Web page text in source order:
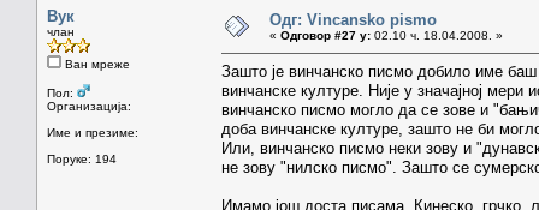
Вук
члан
Ван мреже
Пол:
Организација:
Име и презиме:
Поруке: 194
Одг: Vincansko pismo
« Одговор #27 у: 02.10 ч. 18.04.2008. »
Зашто је винчанско писмо добило име
винчанске културе. Није у значајној
винчанско писмо могло да се зове и
доба винчанске културе, зашто не би
Или, винчанско писмо неки зову и
не зову "нилско писмо". Зашто се
Имамо још доста писама. Кинеско, грчко,